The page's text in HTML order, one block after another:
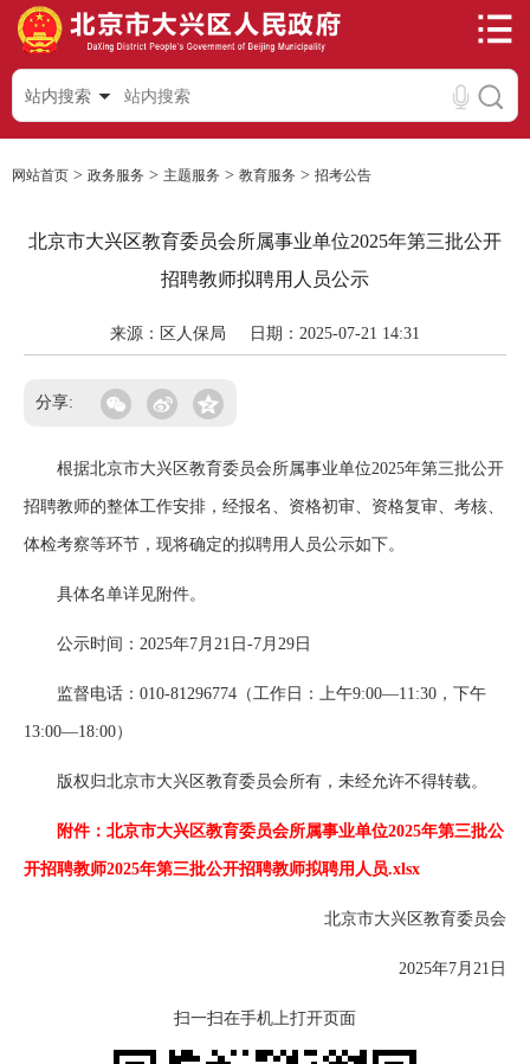
站内搜索
网站首页 > 政务服务 > 主题服务 > 教育服务 > 招考公告
北京市大兴区教育委员会所属事业单位2025年第三批公开
招聘教师拟聘用人员公示
来源：区人保局 日期：2025-07-21 14:31
分享:
根据北京市大兴区教育委员会所属事业单位2025年第三批公开
招聘教师的整体工作安排，经报名、资格初审、资格复审、考核、
体检考察等环节，现将确定的拟聘用人员公示如下。
具体名单详见附件。
公示时间：2025年7月21日-7月29日
监督电话：010-81296774（工作日：上午9:00—11:30，下午
13:00—18:00）
版权归北京市大兴区教育委员会所有，未经允许不得转载。
附件：北京市大兴区教育委员会所属事业单位2025年第三批公
开招聘教师2025年第三批公开招聘教师拟聘用人员.xlsx
北京市大兴区教育委员会
2025年7月21日
扫一扫在手机上打开页面